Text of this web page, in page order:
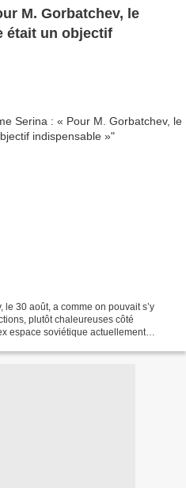
M. Gorbatchev, le
était un objectif
30 août, a comme on pouvait s’y
plutôt chaleureuses côté
espace soviétique actuellement